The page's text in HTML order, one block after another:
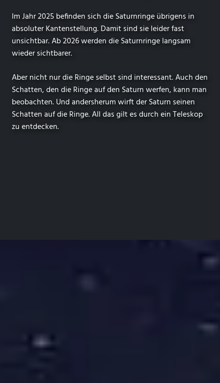
Im Jahr 2025 befinden sich die Saturnringe übrigens in
absoluter Kantenstellung. Damit sind sie leider fast
unsichtbar. Ab 2026 werden die Saturnringe langsam
wieder sichtbarer.
Aber nicht nur die Ringe selbst sind interessant. Auch den
Schatten, den die Ringe auf den Saturn werfen, kann man
beobachten. Und andersherum wirft der Saturn seinen
Schatten auf die Ringe. All das gilt es durch ein Teleskop
zu entdecken.